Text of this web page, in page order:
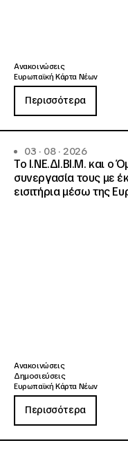
Ανακοινώσεις
Ευρωπαϊκή Κάρτα Νέων
Περισσότερα
03 · 08 · 2026
Το Ι.ΝΕ.ΔΙ.ΒΙ.Μ. και o
συνεργασία τους με
εισιτήρια μέσω της
Ανακοινώσεις
Δημοσιεύσεις
Ευρωπαϊκή Κάρτα Νέων
Περισσότερα